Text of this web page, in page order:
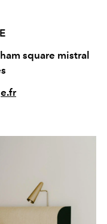
square mistral